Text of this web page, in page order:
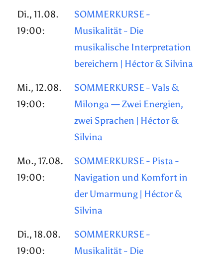
Di., 11.08.
19:00:
SOMMERKURSE -
Musikalität - Die
musikalische Interpretation
bereichern | Héctor & Silvina
Mi., 12.08.
19:00:
SOMMERKURSE - Vals &
Milonga — Zwei Energien,
zwei Sprachen | Héctor &
Silvina
Mo., 17.08.
19:00:
SOMMERKURSE - Pista -
Navigation und Komfort in
der Umarmung | Héctor &
Silvina
Di., 18.08.
19:00:
SOMMERKURSE -
Musikalität - Die